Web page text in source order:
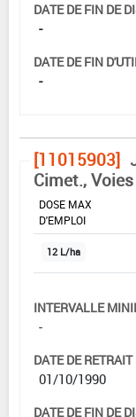
DATE DE FIN DE
-
DATE DE FIN
-
[11015903]
Cimet.,
DOSE MAX
D'EMPLOI
12 L/ha
INTERVALLE
-
DATE DE RETRAIT
01/10/1990
DATE DE FIN DE